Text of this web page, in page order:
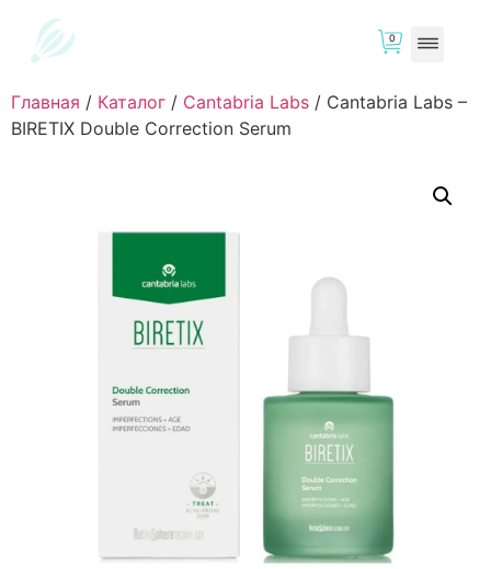
0
Главная / Каталог / Cantabria Labs / Cantabria Labs –
BIRETIX Double Correction Serum